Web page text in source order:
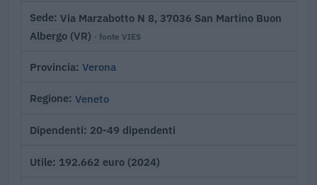
Sede Via Marzabotto N 8, 37036 San Martino Buon
Albergo (VR) · fonte VIES
Provincia Verona
Regione Veneto
Dipendenti 20-49 dipendenti
Utile 192.662 euro (2024)